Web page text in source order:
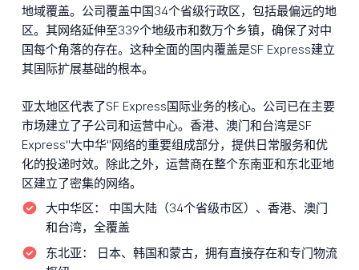
地域覆盖。公司覆盖中国34个省级行政区，包括最偏远的地
区。其网络延伸至339个地级市和数万个乡镇，确保了对中
国每个角落的存在。这种全面的国内覆盖是SF Express建立
其国际扩展基础的根本。
亚太地区代表了SF Express国际业务的核心。公司已在主要
市场建立了子公司和运营中心。香港、澳门和台湾是SF
Express"大中华"网络的重要组成部分，提供日常服务和优
化的投递时效。除此之外，运营商在整个东南亚和东北亚地
区建立了密集的网络。
大中华区：
中国大陆（34个省级市区）、香港、澳门
和台湾，全覆盖
东北亚：
日本、韩国和蒙古，拥有直接存在和专门物流